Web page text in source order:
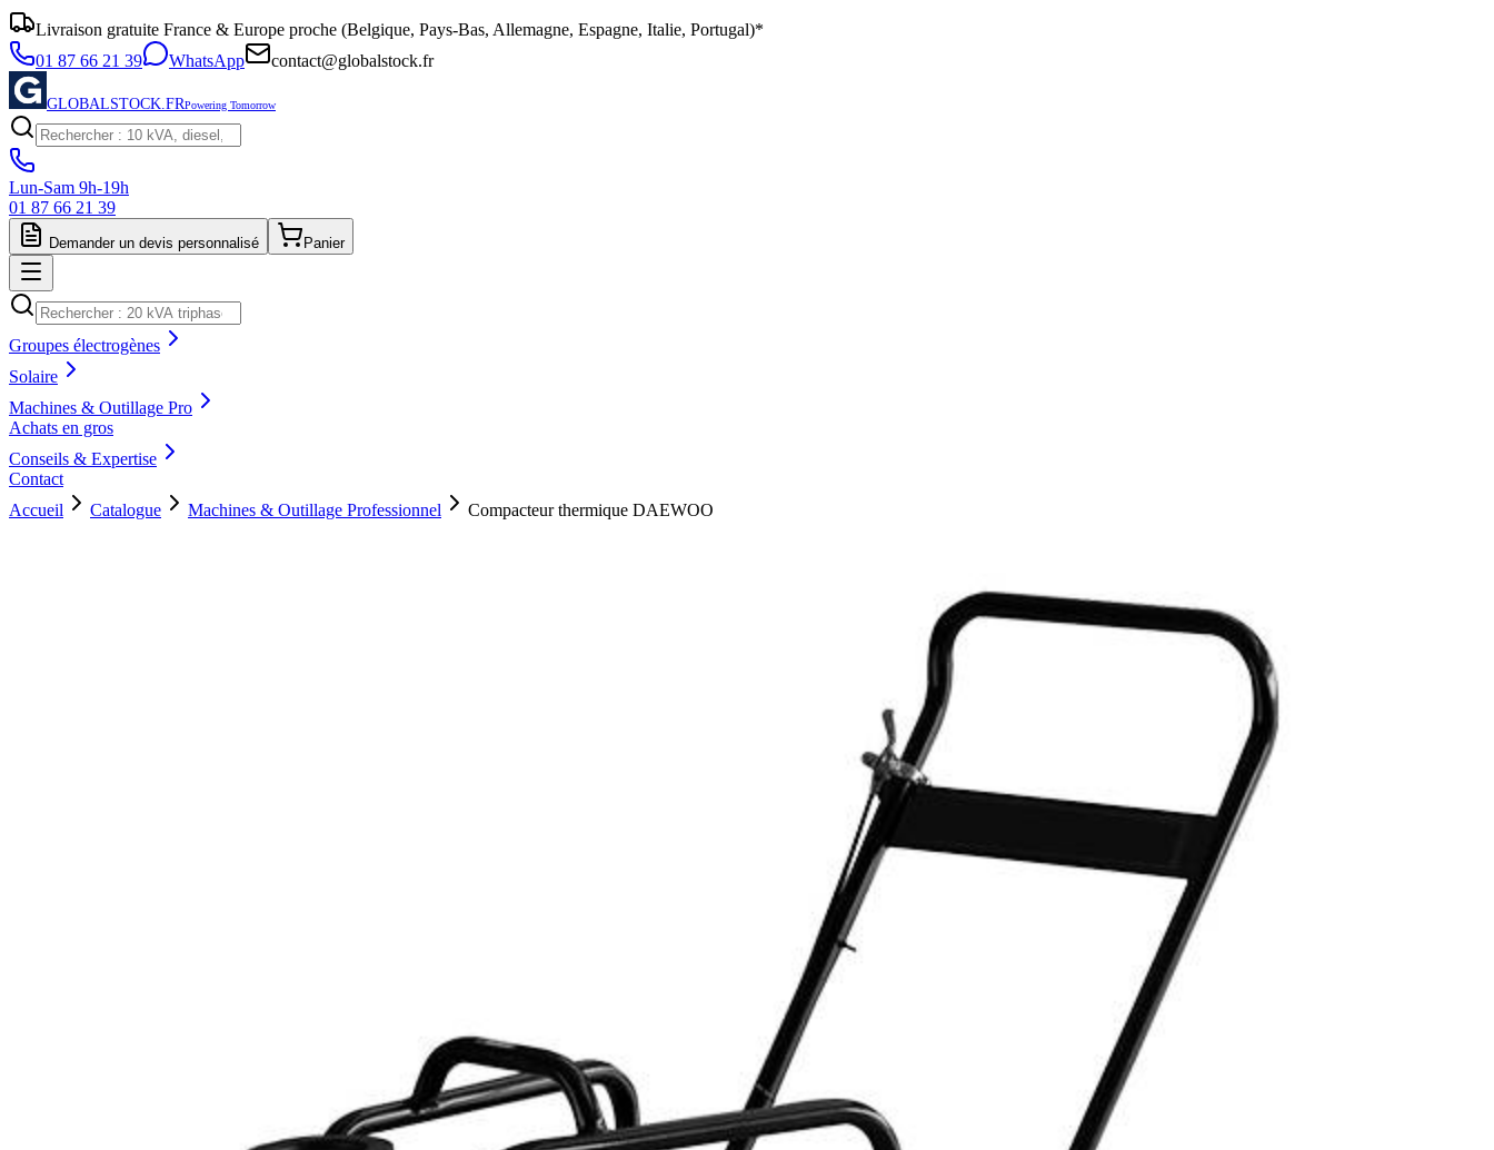
Livraison gratuite France & Europe proche (Belgique, Pays-Bas, Allemagne, Espagne, Italie, Portugal)*
01 87 66 21 39
WhatsApp contact@globalstock.fr
GLOBALSTOCK.FRPowering Tomorrow
Lun-Sam 9h-19h
01 87 66 21 39
Demander un devis personnalisé Panier
Groupes électrogènes
Solaire
Machines & Outillage Pro
Achats en gros
Conseils & Expertise
Contact
Accueil
Catalogue Machines & Outillage Professionnel Compacteur thermique DAEWOO